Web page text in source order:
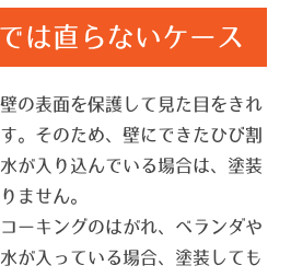
は直らないケース
の表面を保護して見た目をきれ
。そのため、壁にできたひび割
が入り込んでいる場合は、塗装
ません。
ーキングのはがれ、ベランダや
が入っている場合、塗装しても